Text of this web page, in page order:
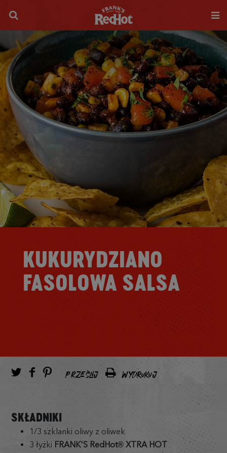
KUKURYDZIANO
FASOLOWA SALSA
PRZEŚLIJ WYDRUKUJ
SKŁADNIKI
1/3 szklanki oliwy z oliwek
3 łyżki FRANK'S RedHot® XTRA HOT